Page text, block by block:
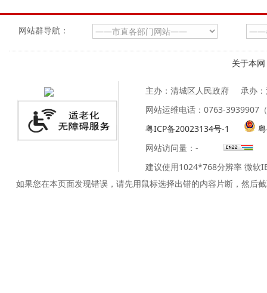
网站群导航：
关于本网
主办：清城区人民政府
承办
网站运维电话：0763-3939907
粤ICP备20023134号-1
网站访问量： -
建议使用1024*768分辨率 微软
如果您在本页面发现错误，请先用鼠标选择出错的内容片断，然后